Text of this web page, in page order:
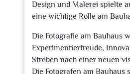
Design und Malerei spielte
eine wichtige Rolle am
Die Fotografie am Bauhaus
Experimentierfreude,
Streben nach einer neuen
Die Fotografen am Bauhaus